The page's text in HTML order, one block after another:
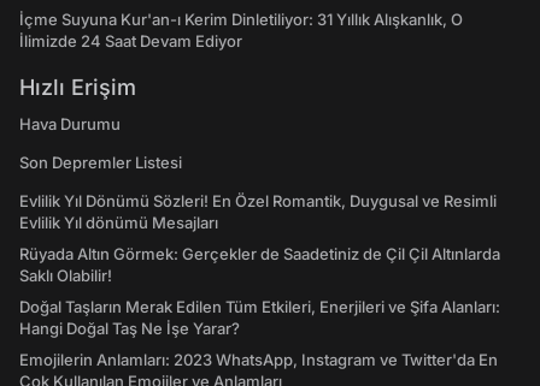
İçme Suyuna Kur'an-ı Kerim Dinletiliyor: 31 Yıllık Alışkanlık, O
İlimizde 24 Saat Devam Ediyor
Hızlı Erişim
Hava Durumu
Son Depremler Listesi
Evlilik Yıl Dönümü Sözleri! En Özel Romantik, Duygusal ve Resimli
Evlilik Yıl dönümü Mesajları
Rüyada Altın Görmek: Gerçekler de Saadetiniz de Çil Çil Altınlarda
Saklı Olabilir!
Doğal Taşların Merak Edilen Tüm Etkileri, Enerjileri ve Şifa Alanları:
Hangi Doğal Taş Ne İşe Yarar?
Emojilerin Anlamları: 2023 WhatsApp, Instagram ve Twitter'da En
Çok Kullanılan Emojiler ve Anlamları